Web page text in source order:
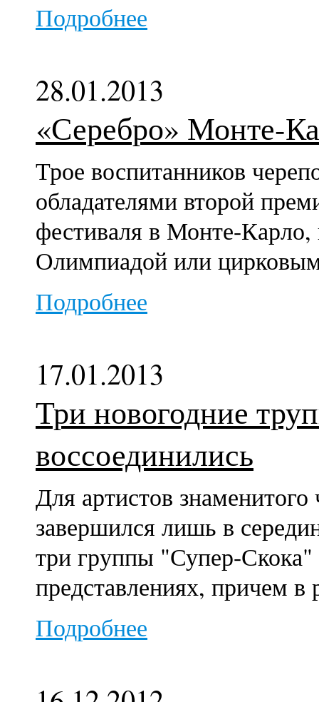
Подробнее
28.01.2013
«Серебро» Монте-
Трое воспитанников
обладателями второй
фестиваля в Монте-
Олимпиадой или
Подробнее
17.01.2013
Три новогодние
воссоединились
Для артистов
завершился лишь в
три группы "Супер-
представлениях, причем в
Подробнее